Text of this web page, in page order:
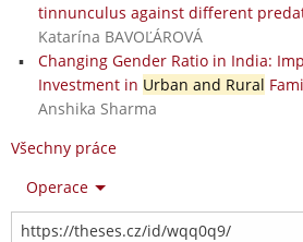
tinnunculus against different
Katarína BAVOĽÁROVÁ
Changing Gender Ratio in India:
Investment in Urban and Rural
Anshika Sharma
Všechny práce
Operace